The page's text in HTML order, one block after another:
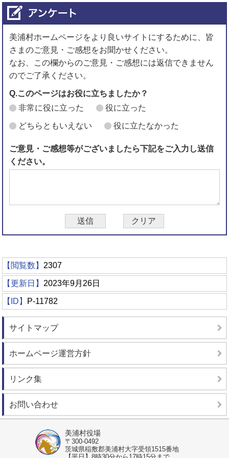
美浦村ホームページをより良いサイトにするために、皆
さまのご意見・ご感想をお聞かせください。
なお、この欄からのご意見・ご感想には返信できません
のでご了承ください。
Q.このページはお役に立ちましたか？
非常に役に立った
役に立った
どちらともいえない 役に立たなかった
ご意見・ご感想等がございましたら下記をご入力し送信
ください。
【閲覧数】 2307
【更新日】 2023年9月26日
【ID】 P-11782
サイトマップ
ホームページ運営方針
リンク集
お問い合わせ
美浦村役場
〒300-0492
茨城県稲敷郡美浦村大字受領1515番地